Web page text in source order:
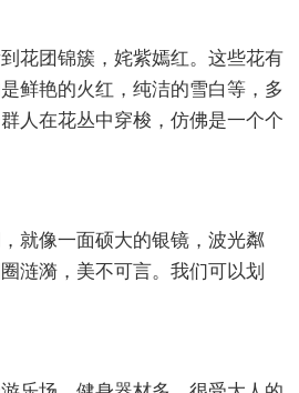
花团锦簇，姹紫嫣红。这些花有
鲜艳的火红，纯洁的雪白等，多
人在花丛中穿梭，仿佛是一个个
就像一面硕大的银镜，波光粼
涟漪，美不可言。我们可以划